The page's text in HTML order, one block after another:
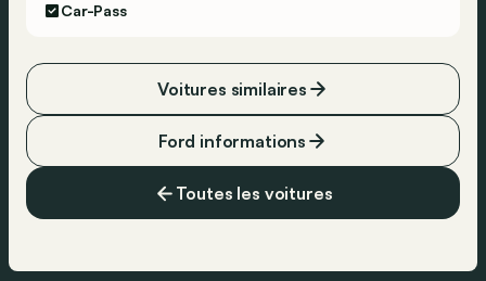
Car-Pass
Toutes les voitures
Ford informations
Voitures similaires